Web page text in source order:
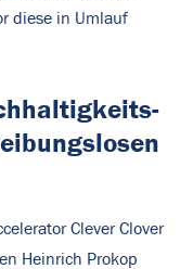
diese in Umlauf
Clever Clover
Heinrich Prokop